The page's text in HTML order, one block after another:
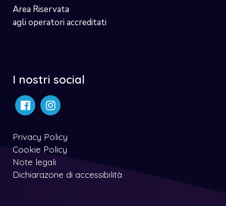
Area Riservata
agli operatori accreditati
I nostri social
Privacy Policy
Cookie Policy
Note legali
Dichiarazone di accessibilità